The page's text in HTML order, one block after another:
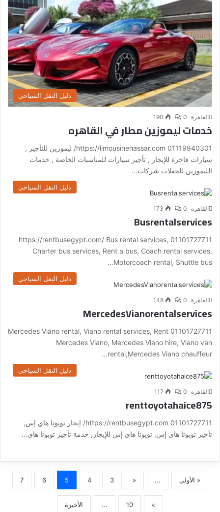
دليل النقل السياحي
القاهرة 0
190
خدمات ليموزين مطار في القاهره
01119940301 https://limousinenassar.com/ ليموزين للتأجير ,
سيارات فاخرة للإيجار , تأجير سيارات للمناسبات الخاصة , خدمات
الليموزين للحفلات شركات...
دليل النقل السياحي
القاهرة 0
173
Busrentalservices
01101727711 https://rentbusegypt.com/ Bus rental services,
Charter bus services, Rent a bus, Coach rental services,
Motorcoach rental, Shuttle bus...
دليل النقل السياحي
القاهرة 0
148
MercedesVianorentalservices
01101727711 Mercedes Viano rental, Viano rental services, Rent
Mercedes Viano, Mercedes Viano hire, Viano van
rental,Mercedes Viano chauffeur...
دليل النقل السياحي
القاهرة 0
117
renttoyotahaice875
01101727711 https://rentbusegypt.com/ إيجار تويوتا هاي إس,
تأجير تويوتا هاي إس, تويوتا هاي إس للإيجار, خدمة تأجير تويوتا هاي...
« الأولى ...
«
3
4
5
6
7
»
10
... الأخيرة